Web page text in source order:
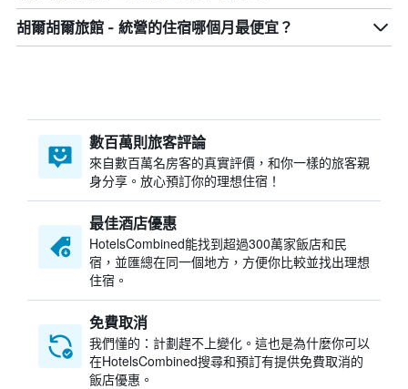
胡爾胡爾旅館 - 統營​的住宿哪個月最便宜？
數百萬則旅客評論
來自數百萬名房客的真實評價，和你一樣的旅客親
身分享。放心預訂你的理想住宿！
最佳酒店優惠
HotelsCombined​能找到超過300萬家飯店和民
宿，並匯總在同一個地方，方便你比較並找出理想
住宿。
免費取消
我們懂的：計劃趕不上變化。這也是為什麼你可以
在HotelsCombined搜尋和預訂有提供免費取消的
飯店優惠。